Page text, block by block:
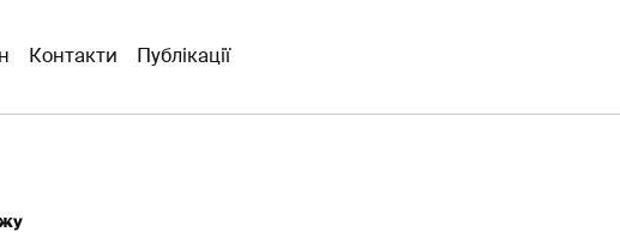
Контакти Публікації